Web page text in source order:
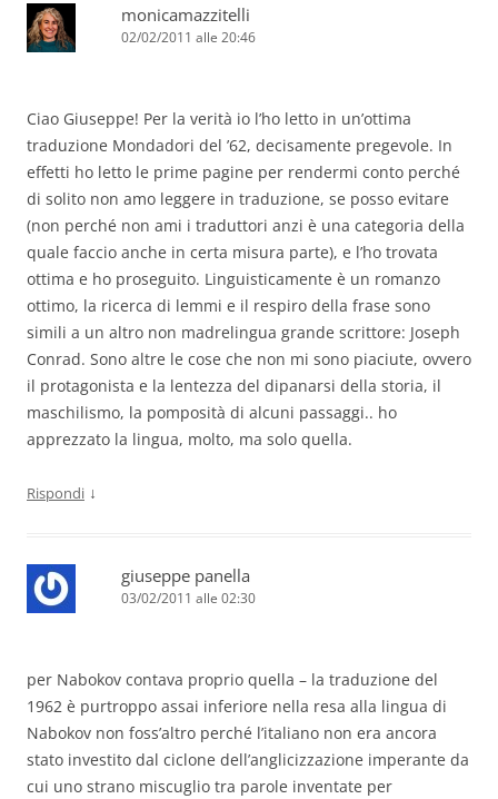
monicamazzitelli
02/02/2011 alle 20:46
Ciao Giuseppe! Per la verità io l’ho letto in un’ottima
traduzione Mondadori del ’62, decisamente pregevole. In
effetti ho letto le prime pagine per rendermi conto perché
di solito non amo leggere in traduzione, se posso evitare
(non perché non ami i traduttori anzi è una categoria della
quale faccio anche in certa misura parte), e l’ho trovata
ottima e ho proseguito. Linguisticamente è un romanzo
ottimo, la ricerca di lemmi e il respiro della frase sono
simili a un altro non madrelingua grande scrittore: Joseph
Conrad. Sono altre le cose che non mi sono piaciute, ovvero
il protagonista e la lentezza del dipanarsi della storia, il
maschilismo, la pomposità di alcuni passaggi.. ho
apprezzato la lingua, molto, ma solo quella.
Rispondi ↓
giuseppe panella
03/02/2011 alle 02:30
per Nabokov contava proprio quella – la traduzione del
1962 è purtroppo assai inferiore nella resa alla lingua di
Nabokov non foss’altro perché l’italiano non era ancora
stato investito dal ciclone dell’anglicizzazione imperante da
cui uno strano miscuglio tra parole inventate per